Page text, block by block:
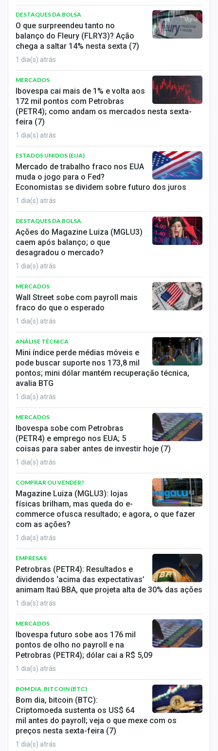
DESTAQUES DA BOLSA
O que surpreendeu tanto no
balanço do Fleury (FLRY3)? Ação
chega a saltar 14% nesta sexta (7)
1 dia(s) atrás
MERCADOS
Ibovespa cai mais de 1% e volta aos
172 mil pontos com Petrobras
(PETR4); como andam os mercados nesta sexta-
feira (7)
1 dia(s) atrás
ESTADOS UNIDOS (EUA)
Mercado de trabalho fraco nos EUA
muda o jogo para o Fed?
Economistas se dividem sobre futuro dos juros
1 dia(s) atrás
DESTAQUES DA BOLSA
Ações do Magazine Luiza (MGLU3)
caem após balanço; o que
desagradou o mercado?
1 dia(s) atrás
MERCADOS
Wall Street sobe com payroll mais
fraco do que o esperado
1 dia(s) atrás
ANÁLISE TÉCNICA
Mini índice perde médias móveis e
pode buscar suporte nos 173,8 mil
pontos; mini dólar mantém recuperação técnica,
avalia BTG
1 dia(s) atrás
MERCADOS
Ibovespa sobe com Petrobras
(PETR4) e emprego nos EUA; 5
coisas para saber antes de investir hoje (7)
1 dia(s) atrás
COMPRAR OU VENDER?
Magazine Luiza (MGLU3): lojas
físicas brilham, mas queda do e-
commerce ofusca resultado; e agora, o que fazer
com as ações?
1 dia(s) atrás
EMPRESAS
Petrobras (PETR4): Resultados e
dividendos ‘acima das expectativas’
animam Itaú BBA, que projeta alta de 30% das ações
1 dia(s) atrás
MERCADOS
Ibovespa futuro sobe aos 176 mil
pontos de olho no payroll e na
Petrobras (PETR4); dólar cai a R$ 5,09
1 dia(s) atrás
BOM DIA, BITCOIN (BTC)
Bom dia, bitcoin (BTC):
Criptomoeda sustenta os US$ 64
mil antes do payroll; veja o que mexe com os
preços nesta sexta-feira (7)
1 dia(s) atrás